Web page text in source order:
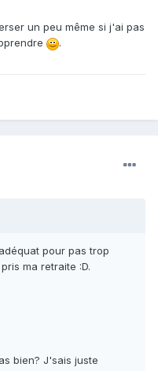
un peu même si j'ai pas
.
pour pas trop
ma retraite :D.
bien? J'sais juste